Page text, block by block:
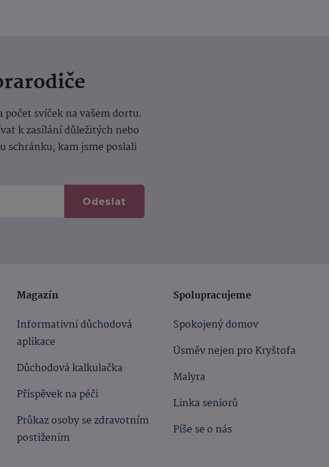
svíček na vašem dortu.
k zasílání důležitých nebo
schránku, kam jsme poslali
Odeslat
Magazín
Informativní důchodová
aplikace
Důchodová kalkulačka
Příspěvek na péči
Průkaz osoby se zdravotním
postižením
Spolupracujeme
Spokojený domov
Úsměv nejen pro Kryštofa
Malyra
Linka seniorů
Píše se o nás